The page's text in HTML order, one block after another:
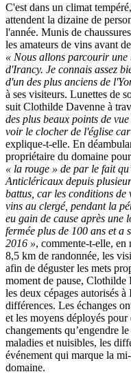
C'est dans un climat
attendent la dizaine de
l'année. Munis de
les amateurs de vins avant
« Nous allons parcourir
d'Irancy. Je connais assez
d'un des plus anciens de
à ses visiteurs. Lunettes de
suit Clothilde Davenne à
des plus beaux points de
voir le clocher de l'église
explique-t-elle. En
propriétaire du domaine
« la rouge » de par le fait
Anticléricaux depuis
battus, car les conditions de
vins au clergé, pendant la
eu gain de cause après une
fermée plus de 100 ans et a
2016 », commente-t-elle, en
8,5 km de randonnée, les
afin de déguster les mets
moment de pause,
les deux cépages autorisés
différences. Les échanges
et les moyens déployés pour
changements qu’engendre
maladies et nuisibles, les
événement qui marque la
domaine.